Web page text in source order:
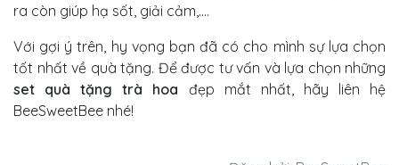
ra còn giúp hạ sốt, giải cảm,....
Với gợi ý trên, hy vọng bạn đã có cho mình sự lựa chọn
tốt nhất về quà tặng. Để được tư vấn và lựa chọn những
set quà tặng trà hoa đẹp mắt nhất, hãy liên hệ
BeeSweetBee nhé!